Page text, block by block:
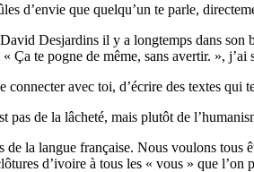
d’envie que quelqu’un te parle,
David Desjardins il y a longtemps dans son
Ça te pogne de même, sans avertir. »,
avec toi, d’écrire des textes qui
pas de la lâcheté, mais plutôt de
de la langue française. Nous voulons
d’ivoire à tous les « vous » que l’on